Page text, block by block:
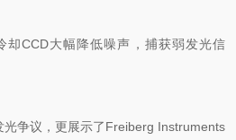
却CCD大幅降低噪声，捕获弱发光信
光争议，更展示了Freiberg Instruments